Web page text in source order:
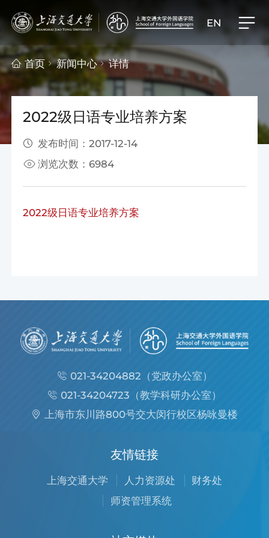
EN
首页 新闻中心 详情
2022级日语专业培养方案
发布时间：2017-12-14
浏览次数：6984
2022级日语专业培养方案
021-34204882（党政办公室）
021-34204723（教学科研办公室）
上海市东川路800号交大闵行校区杨咏曼楼
友情链接
上海交通大学 人力资源处
财务处
师资管理系统